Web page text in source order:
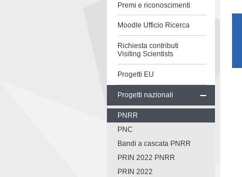
Premi e riconoscimenti
Moodle Ufficio Ricerca
Richiesta contributi
Visiting Scientists
Progetti EU
Progetti nazionali
PNRR
PNC
Bandi a cascata PNRR
PRIN 2022 PNRR
PRIN 2022